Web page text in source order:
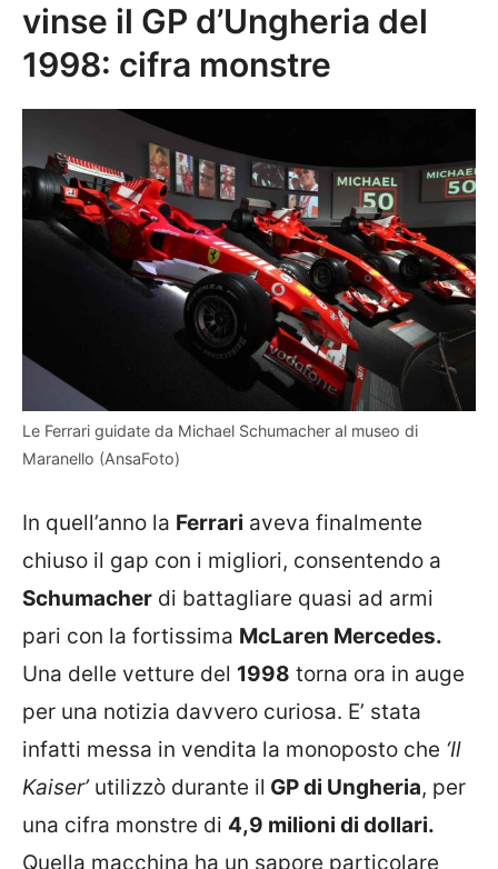
vinse il GP d’Ungheria del
1998: cifra monstre
Le Ferrari guidate da Michael Schumacher al museo di
Maranello (AnsaFoto)
In quell’anno la Ferrari aveva finalmente
chiuso il gap con i migliori, consentendo a
Schumacher di battagliare quasi ad armi
pari con la fortissima McLaren Mercedes.
Una delle vetture del 1998 torna ora in auge
per una notizia davvero curiosa. E’ stata
infatti messa in vendita la monoposto che ‘Il
Kaiser’utilizzò durante il GP di Ungheria, per
una cifra monstre di 4,9 milioni di dollari.
Quella macchina ha un sapore particolare